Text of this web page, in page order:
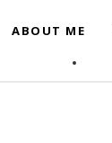
ABOUT ME